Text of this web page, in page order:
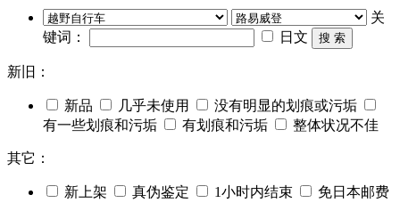
关
键词：
日文 搜 索
新旧：
新品 几乎未使用
没有明显的划痕或污垢
有一些划痕和污垢
有划痕和污垢 整体状况不佳
其它：
新上架 真伪鉴定 1小时内结束
免日本邮费